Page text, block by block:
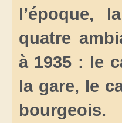
l’époque,
quatre
à 1935 : le
la gare, le